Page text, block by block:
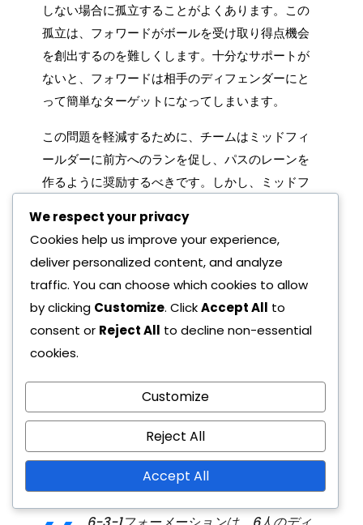
しない場合に孤立することがよくあります。この
孤立は、フォワードがボールを受け取り得点機会
を創出するのを難しくします。十分なサポートが
ないと、フォワードは相手のディフェンダーにと
って簡単なターゲットになってしまいます。
この問題を軽減するために、チームはミッドフィ
ールダーに前方へのランを促し、パスのレーンを
作るように奨励するべきです。しかし、ミッドフ
は大幅に低下します。コーチは、孤立したフォワ
ードが攻撃の状況で一人にならないように流動的
な動きの重要性を強調する必要があります。
関連記事
6-3-1フォーメーションにおけるゲームテ
ーのスローダウン
6-3-1フォーメーションのためのフィジカ
ルコンディショニング：フィットネスの要
求、作業負荷管理
6-3-1フォーメーションにおける戦術的柔
軟性：対戦相手の分析、試合への適応
We respect your privacy
Cookies help us improve your experience,
deliver personalized content, and analyze
traffic. You can choose which cookies to allow
by clicking Customize. ClickAccept All to
consent or Reject All to decline non-essential
cookies.
Customize
Reject All
Accept All